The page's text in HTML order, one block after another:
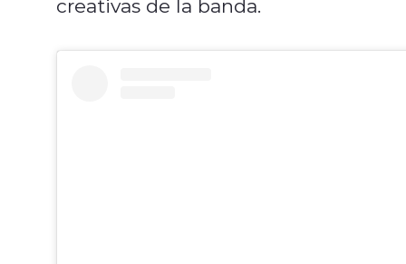
creativas de la banda.